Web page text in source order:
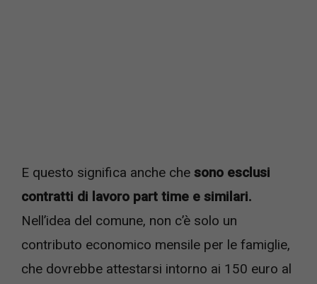
E questo significa anche che sono esclusi
contratti di lavoro part time e similari.
Nell’idea del comune, non c’è solo un
contributo economico mensile per le famiglie,
che dovrebbe attestarsi intorno ai 150 euro al